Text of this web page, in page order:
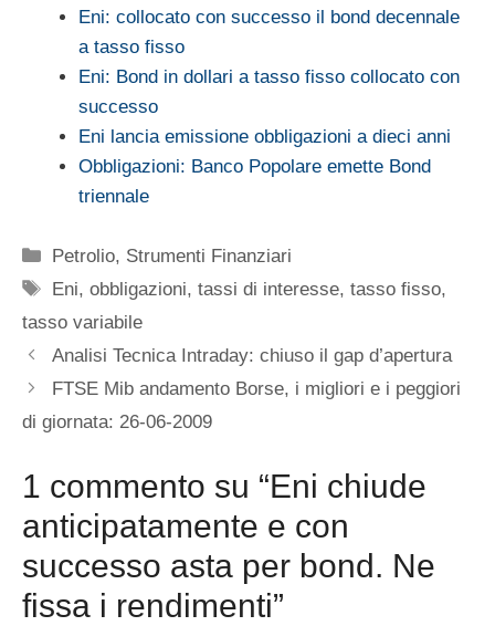
Eni: collocato con successo il bond decennale
a tasso fisso
Eni: Bond in dollari a tasso fisso collocato con
successo
Eni lancia emissione obbligazioni a dieci anni
Obbligazioni: Banco Popolare emette Bond
triennale
Categorie
Petrolio, Strumenti Finanziari
Tag
Eni,obbligazioni,tassi di interesse,tasso fisso,
tasso variabile
Analisi Tecnica Intraday: chiuso il gap d’apertura
FTSE Mib andamento Borse, i migliori e i peggiori
di giornata: 26-06-2009
1 commento su “Eni chiude
anticipatamente e con
successo asta per bond. Ne
fissa i rendimenti”